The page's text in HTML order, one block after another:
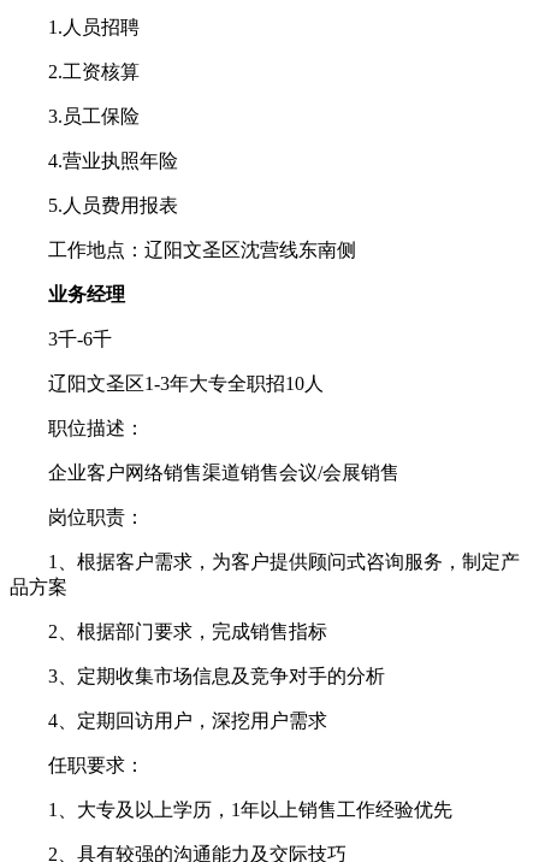
1.人员招聘
2.工资核算
3.员工保险
4.营业执照年险
5.人员费用报表
工作地点：辽阳文圣区沈营线东南侧
业务经理
3千-6千
辽阳文圣区1-3年大专全职招10人
职位描述：
企业客户网络销售渠道销售会议/会展销售
岗位职责：
1、根据客户需求，为客户提供顾问式咨询服务，制定产
品方案
2、根据部门要求，完成销售指标
3、定期收集市场信息及竞争对手的分析
4、定期回访用户，深挖用户需求
任职要求：
1、大专及以上学历，1年以上销售工作经验优先
2、具有较强的沟通能力及交际技巧